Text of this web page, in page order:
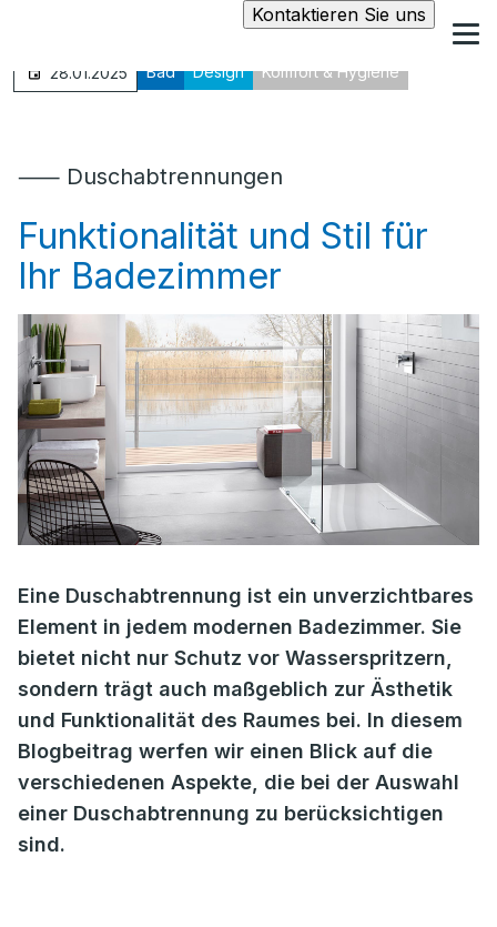
Kontaktieren Sie uns
28.01.2025 Bad Design Komfort & Hygiene
⸺ Duschabtrennungen
Funktionalität und Stil für
Ihr Badezimmer
Eine Duschabtrennung ist ein unverzichtbares
Element in jedem modernen Badezimmer. Sie
bietet nicht nur Schutz vor Wasserspritzern,
sondern trägt auch maßgeblich zur Ästhetik
und Funktionalität des Raumes bei. In diesem
Blogbeitrag werfen wir einen Blick auf die
verschiedenen Aspekte, die bei der Auswahl
einer Duschabtrennung zu berücksichtigen
sind.